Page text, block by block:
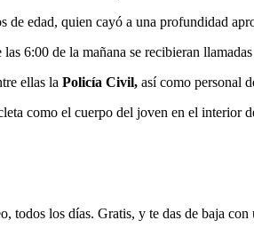
de edad, quien cayó a una profundidad
6:00 de la mañana se recibieran
ellas la Policía Civil, así como personal
como el cuerpo del joven en el interior
todos los días. Gratis, y te das de baja con